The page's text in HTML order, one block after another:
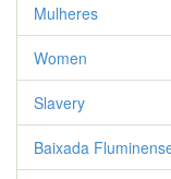
Mulheres
Women
Slavery
Baixada